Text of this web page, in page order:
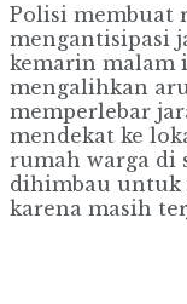
Polisi membuat
mengantisipasi
kemarin malam
mengalihkan
memperlebar
mendekat ke
rumah warga di
dihimbau untuk
karena masih